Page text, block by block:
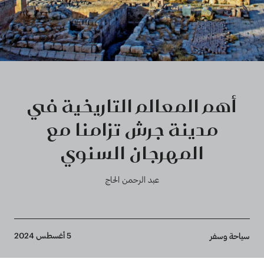
أهم المعالم التاريخية في
مدينة جرش تزامنا مع
المهرجان السنوي
عبد الرحمن الحاج
Breadcrumb
سياحة وسفر 5 أغسطس 2024